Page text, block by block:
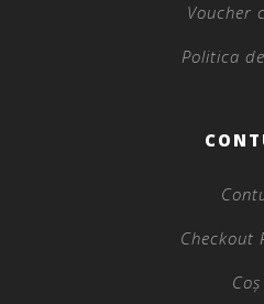
Voucher
Politica
Checkout
Coș